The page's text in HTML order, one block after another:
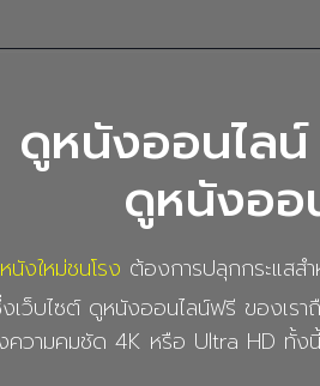
ดูหนังออนไล
ดูหนังออ
งใหม่ชนโรง ต้องการปลุกกระแสส
เว็บไซต์ ดูหนังออนไลน์ฟรี ของเรา
ความคมชัด 4K หรือ Ultra HD ทั้งนี้